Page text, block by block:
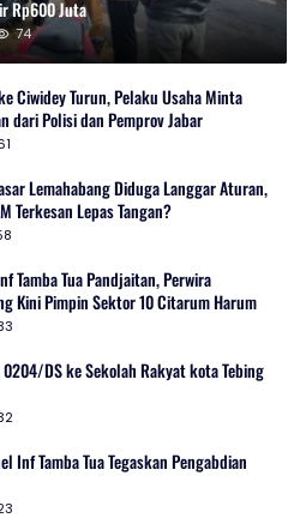
Rp600 Juta
74
Ciwidey Turun, Pelaku Usaha Minta
dari Polisi dan Pemprov Jabar
Lemahabang Diduga Langgar Aturan,
Terkesan Lepas Tangan?
Tamba Tua Pandjaitan, Perwira
Kini Pimpin Sektor 10 Citarum Harum
DS ke Sekolah Rakyat kota Tebing
Inf Tamba Tua Tegaskan Pengabdian